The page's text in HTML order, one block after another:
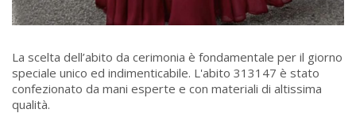
La scelta dell’abito da cerimonia è fondamentale per il giorno
speciale unico ed indimenticabile. L'abito 313147 è stato
confezionato da mani esperte e con materiali di altissima
qualità.